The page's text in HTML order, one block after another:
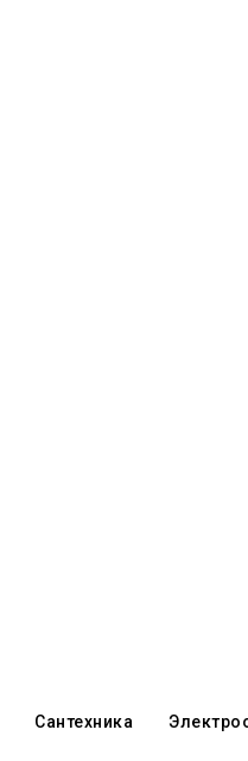
Сантехника